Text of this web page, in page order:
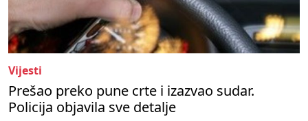
Vijesti
Prešao preko pune crte i izazvao sudar.
Policija objavila sve detalje